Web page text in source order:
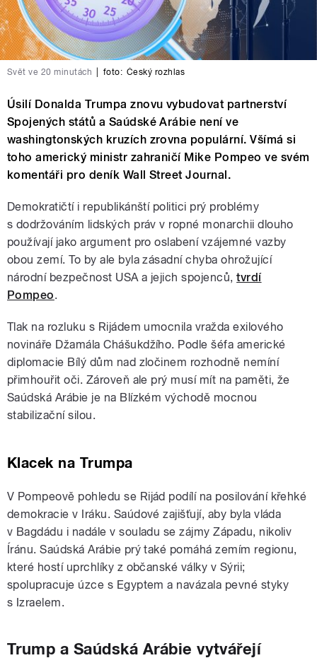
Svět ve 20 minutách foto: Český rozhlas
Úsilí Donalda Trumpa znovu vybudovat partnerství
Spojených států a Saúdské Arábie není ve
washingtonských kruzích zrovna populární. Všímá si
toho americký ministr zahraničí Mike Pompeo ve svém
komentáři pro deník Wall Street Journal.
Demokratičtí i republikánští politici prý problémy
s dodržováním lidských práv v ropné monarchii dlouho
používají jako argument pro oslabení vzájemné vazby
obou zemí. To by ale byla zásadní chyba ohrožující
národní bezpečnost USA a jejich spojenců,tvrdí
Pompeo.
Tlak na rozluku s Rijádem umocnila vražda exilového
novináře Džamála Chášukdžího. Podle šéfa americké
diplomacie Bílý dům nad zločinem rozhodně nemíní
přimhouřit oči. Zároveň ale prý musí mít na paměti, že
Saúdská Arábie je na Blízkém východě mocnou
stabilizační silou.
Klacek na Trumpa
V Pompeově pohledu se Rijád podílí na posilování křehké
demokracie v Iráku. Saúdové zajišťují, aby byla vláda
v Bagdádu i nadále v souladu se zájmy Západu, nikoliv
Íránu. Saúdská Arábie prý také pomáhá zemím regionu,
které hostí uprchlíky z občanské války v Sýrii;
spolupracuje úzce s Egyptem a navázala pevné styky
s Izraelem.
Trump a Saúdská Arábie vytvářejí